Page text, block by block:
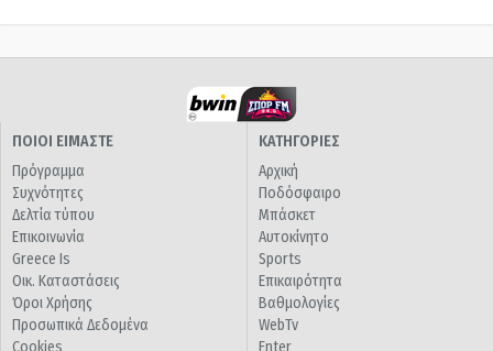
ΠΟΙΟΙ ΕΙΜΑΣΤΕ
Πρόγραμμα
Συχνότητες
Δελτία τύπου
Επικοινωνία
Greece Is
Οικ. Καταστάσεις
Όροι Χρήσης
Προσωπικά Δεδομένα
Cookies
ΚΑΤΗΓΟΡΙΕΣ
Αρχική
Ποδόσφαιρο
Μπάσκετ
Αυτοκίνητο
Sports
Επικαιρότητα
Βαθμολογίες
WebTv
Enter